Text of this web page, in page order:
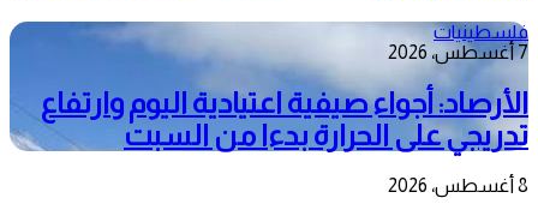
فلسطينيات
7 أغسطس، 2026
الأرصاد: أجواء صيفية اعتيادية اليوم وارتفاع
تدريجي على الحرارة بدءا من السبت
8 أغسطس، 2026